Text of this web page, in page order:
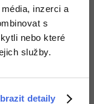
inzerci a
s
nebo které
služby.
detaily
20.4.2014 18:37
];